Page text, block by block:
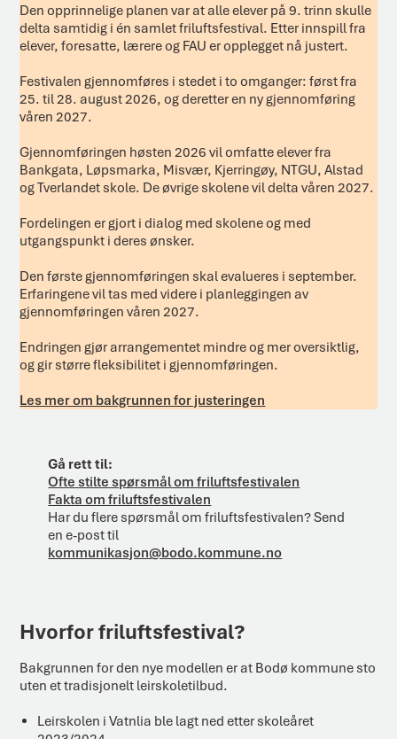
Den opprinnelige planen var at alle elever på 9. trinn skulle
delta samtidig i én samlet friluftsfestival. Etter innspill fra
elever, foresatte, lærere og FAU er opplegget nå justert.
Festivalen gjennomføres i stedet i to omganger: først fra
25. til 28. august 2026, og deretter en ny gjennomføring
våren 2027.
Gjennomføringen høsten 2026 vil omfatte elever fra
Bankgata, Løpsmarka, Misvær, Kjerringøy, NTGU, Alstad
og Tverlandet skole. De øvrige skolene vil delta våren 2027.
Fordelingen er gjort i dialog med skolene og med
utgangspunkt i deres ønsker.
Den første gjennomføringen skal evalueres i september.
Erfaringene vil tas med videre i planleggingen av
gjennomføringen våren 2027.
Endringen gjør arrangementet mindre og mer oversiktlig,
og gir større fleksibilitet i gjennomføringen.
Les mer om bakgrunnen for justeringen
Gå rett til:
Ofte stilte spørsmål om friluftsfestivalen
Fakta om friluftsfestivalen
Har du flere spørsmål om friluftsfestivalen? Send
en e-post til
kommunikasjon@bodo.kommune.no
Hvorfor friluftsfestival?
Bakgrunnen for den nye modellen er at Bodø kommune sto
uten et tradisjonelt leirskoletilbud.
Leirskolen i Vatnlia ble lagt ned etter skoleåret